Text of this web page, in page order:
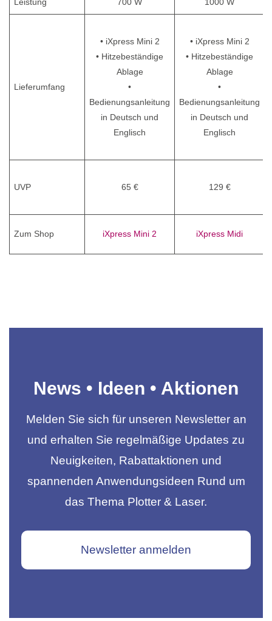
Leistung 700 W 1000 W
Lieferumfang
• iXpress Mini 2
• Hitzebeständige
Ablage
•
Bedienungsanleitung
in Deutsch und
Englisch
• iXpress Mini 2
• Hitzebeständige
Ablage
•
Bedienungsanleitung
in Deutsch und
Englisch
UVP 65 € 129 €
Zum Shop iXpress Mini 2 iXpress Midi
News • Ideen • Aktionen
Melden Sie sich für unseren Newsletter an
und erhalten Sie regelmäßige Updates zu
Neuigkeiten, Rabattaktionen und
spannenden Anwendungsideen Rund um
das Thema Plotter & Laser.
Newsletter anmelden